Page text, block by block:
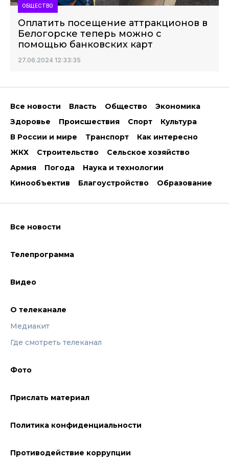
ОБЩЕСТВО
Оплатить посещение аттракционов в
Белогорске теперь можно с
помощью банковских карт
27.06.2024 12:33:35
Все новости Власть Общество
Экономика
Здоровье
Происшествия Спорт
Культура
В России и мире
Транспорт
Как интересно
ЖКХ
Строительство
Сельское хозяйство
Армия
Погода
Наука и технологии
Кинообъектив
Благоустройство Образование
Все новости
Телепрограмма
Видео
О телеканале
Медиакит
Где смотреть телеканал
Фото
Прислать материал
Политика конфиденциальности
Противодействие коррупции